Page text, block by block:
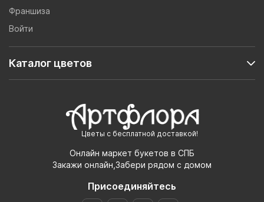
Цветы с бесплатной доставкой!
Онлайн маркет букетов в СПБ
Закажи онлайн,Забери рядом с домом
Присоединяйтесь
Франшиза
Войти
Каталог цветов